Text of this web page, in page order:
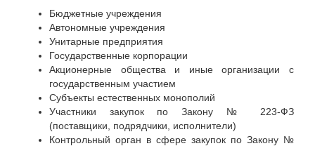
Бюджетные учреждения
Автономные учреждения
Унитарные предприятия
Государственные корпорации
Акционерные общества и иные организации с
государственным участием
Субъекты естественных монополий
Участники закупок по Закону № 223-ФЗ
(поставщики, подрядчики, исполнители)
Контрольный орган в сфере закупок по Закону №